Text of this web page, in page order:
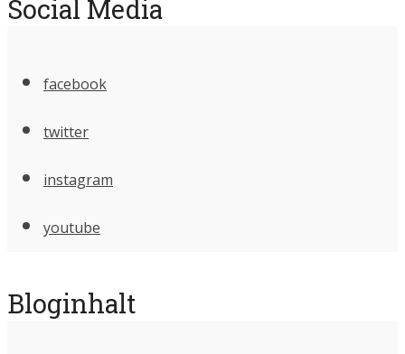
Social Media
facebook
twitter
instagram
youtube
Bloginhalt